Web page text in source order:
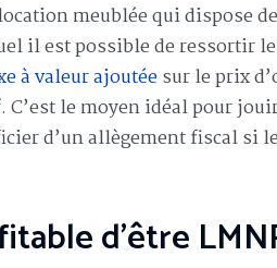
meublée qui dispose
il est possible de ressortir
à valeur ajoutéesur le prix
. C’est le moyen idéal pour
d’un allègement fiscal si
d’être